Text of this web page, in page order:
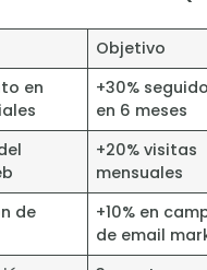
Objetivo
en
+30%
en 6 meses
+20% visitas
mensuales
de
+10% en
de email